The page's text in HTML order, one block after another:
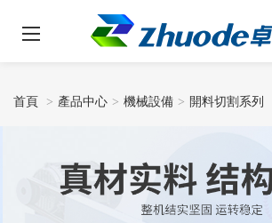
首頁 產品中心 機械設備 開料切割系列